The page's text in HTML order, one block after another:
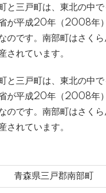
と三戸町は、東北の中
省が平成20年（2008年
のです。南部町はさく
されています。
と三戸町は、東北の中
省が平成20年（2008年
のです。南部町はさく
されています。
青森県三戸郡南部町